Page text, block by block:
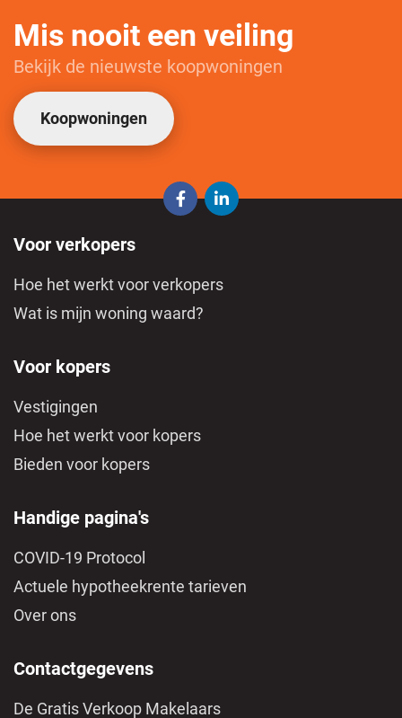
Mis nooit een veiling
Bekijk de nieuwste koopwoningen
Koopwoningen
Voor verkopers
Hoe het werkt voor verkopers
Wat is mijn woning waard?
Voor kopers
Vestigingen
Hoe het werkt voor kopers
Bieden voor kopers
Handige pagina's
COVID-19 Protocol
Actuele hypotheekrente tarieven
Over ons
Contactgegevens
De Gratis Verkoop Makelaars